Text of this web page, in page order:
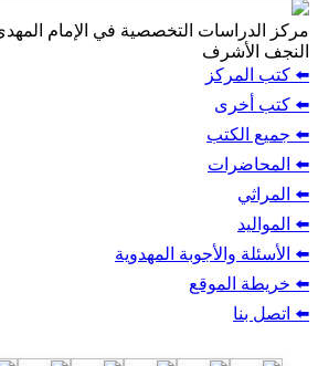
التخصصية في الإمام المهدي (عجّل الله
المهدوية